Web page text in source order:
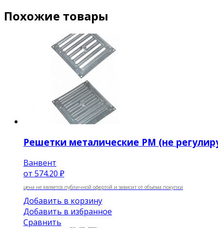
Похожие товары
Решетки металические РМ (не
Ванвент
от 574.20 ₽
цена не является публичной офертой и зависит от объёма покупки
Добавить в корзину
Добавить в избранное
Сравнить